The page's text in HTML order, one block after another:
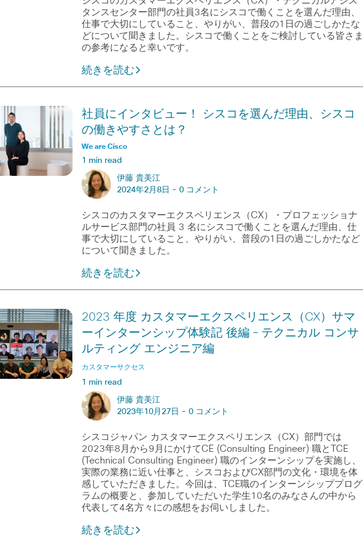
タンスセンター部門の社員3名にシスコで働くことを選んだ理由、
仕事で大切にしていること、やりがい、普段の1日の過ごしかたな
どについて聞きました。シスコで働くことをご検討している皆さま
の参考になると幸いです。
続きを読む
社員にインタビュー！ シスコを選んだ理由、シスコ
の働きやすさとは？
We are Cisco
1 min read
伊藤 貴美江
2024年2月8日 - 0 コメント
シスコのカスタマーエクスペリエンス（CX）・プロフェッショナ
ルサービス部門の社員 3 名にシスコで働くことを選んだ理由、仕
事で大切にしていること、やりがい、普段の1日の過ごしかたなど
について聞きました。
続きを読む
2023 年度 カスタマーエクスペリエンス（CX）サマ
ーインターンシップ体験記 後編 – テクニカル コンサ
ルティング エンジニア編
カスタマーサクセス
1 min read
伊藤 貴美江
2023年10月27日 - 0 コメント
シスコジャパン カスタマーエクスペリエンス（CX）部門では
2023年8月から9月にかけてCE (Consulting Engineer) 職とTCE
(Technical Consulting Engineer) 職のインターンシップを実施し、
実際の業務に近い仕事と、シスコおよびCX部門の文化・環境を体
感していただきました。今回は、TCE職のインターンシッププログ
ラムの概要と、参加していただいた学生10名のみなさんの中から
代表して4名方々にの感想をお伺いしました。
続きを読む